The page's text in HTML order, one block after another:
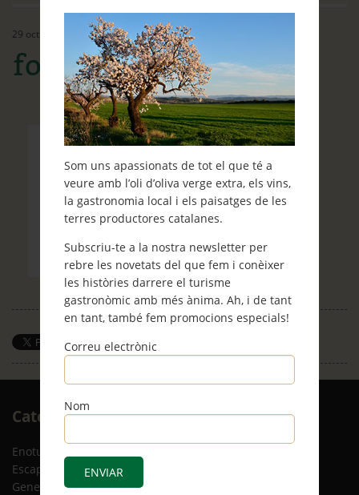
Som uns apassionats de tot el que té a
veure amb l’oli d’oliva verge extra, els vins,
la gastronomia local i els paisatges de les
terres productores catalanes.
Subscriu-te a la nostra newsletter per
rebre les novetats del que fem i conèixer
les històries darrere el turisme
gastronòmic amb més ànima. Ah, i de tant
en tant, també fem promocions especials!
Correu electrònic
Nom
Contacte
Què et ve de gust fer?
29 octubre, 2014
foto-llista-bloc-1
Save
Categories
Enoturisme
Escapades
(12)
General
(8)
Arxiu
RSS